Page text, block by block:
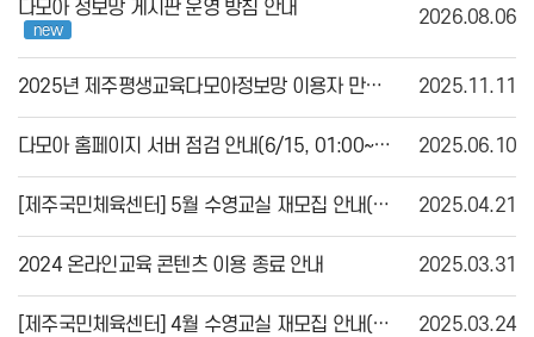
다모아 정보망 게시판 운영 방침 안내
new
2026.08.06
2025년 제주평생교육다모아정보망 이용자 만족도조사 실시 안내(~11/28) 2025.11.11
다모아 홈페이지 서버 점검 안내(6/15, 01:00~02:00) 2025.06.10
[제주국민체육센터] 5월 수영교실 재모집 안내(4/23,수요일 09:00) 2025.04.21
2024 온라인교육 콘텐츠 이용 종료 안내 2025.03.31
[제주국민체육센터] 4월 수영교실 재모집 안내(3/26~) 2025.03.24